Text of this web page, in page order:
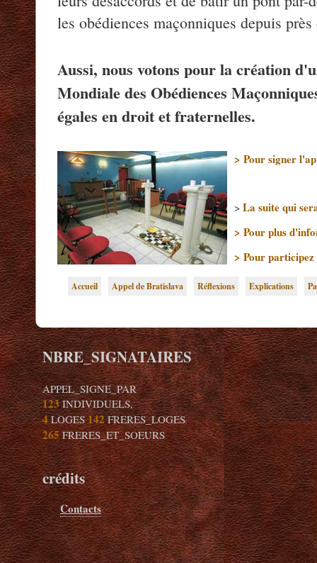
les obédiences maçonniques depuis
Aussi, nous votons pour la création
Mondiale des Obédiences
égales en droit et fraternelles.
> Pour signer
> La suite qui
> Pour plus
> Pour
Accueil Appel de Bratislava Réflexions Explications
NBRE_SIGNATAIRES
APPEL_SIGNE_PAR
123INDIVIDUELS,
4LOGES142FRERES_LOGES
265 FRERES_ET_SOEURS
crédits
Contacts